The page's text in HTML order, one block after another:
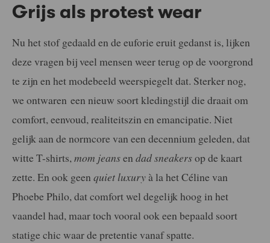
Grijs als protest wear
Nu het stof gedaald en de euforie eruit gedanst is, lijken
deze vragen bij veel mensen weer terug op de voorgrond
te zijn en het modebeeld weerspiegelt dat. Sterker nog,
we ontwaren een nieuw soort kledingstijl die draait om
comfort, eenvoud, realiteitszin en emancipatie. Niet
gelijk aan de normcore van een decennium geleden, dat
witte T-shirts,mom jeansen dad sneakersop de kaart
zette. En ook geen quiet luxuryà la het Céline van
Phoebe Philo, dat comfort wel degelijk hoog in het
vaandel had, maar toch vooral ook een bepaald soort
statige chic waar de pretentie vanaf spatte.